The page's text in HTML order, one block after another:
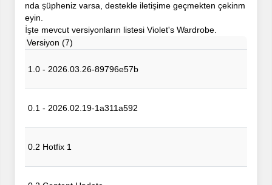
nda şüpheniz varsa, destekle iletişime geçmekten çekinm
eyin.
İşte mevcut versiyonların listesi Violet's Wardrobe.
Versiyon (7)
1.0 - 2026.03.26-89796e57b
0.1 - 2026.02.19-1a311a592
0.2 Hotfix 1